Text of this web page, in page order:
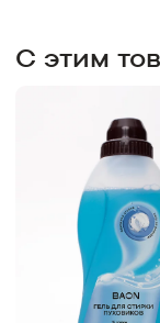
C этим